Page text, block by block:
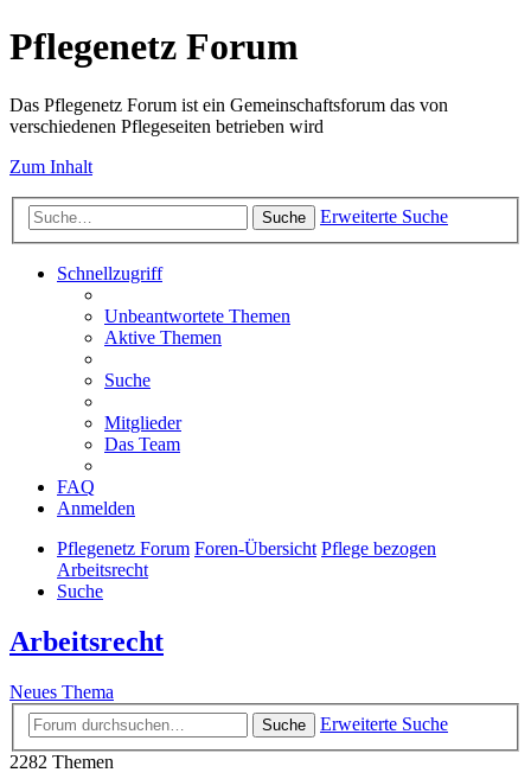
Pflegenetz Forum
Das Pflegenetz Forum ist ein Gemeinschaftsforum das von
verschiedenen Pflegeseiten betrieben wird
Zum Inhalt
Suche Erweiterte Suche
Schnellzugriff
Unbeantwortete Themen
Aktive Themen
Suche
Mitglieder
Das Team
FAQ
Anmelden
Pflegenetz Forum Foren-Übersicht Pflege bezogen
Arbeitsrecht
Suche
Arbeitsrecht
Neues Thema
Suche
Erweiterte Suche
2282 Themen